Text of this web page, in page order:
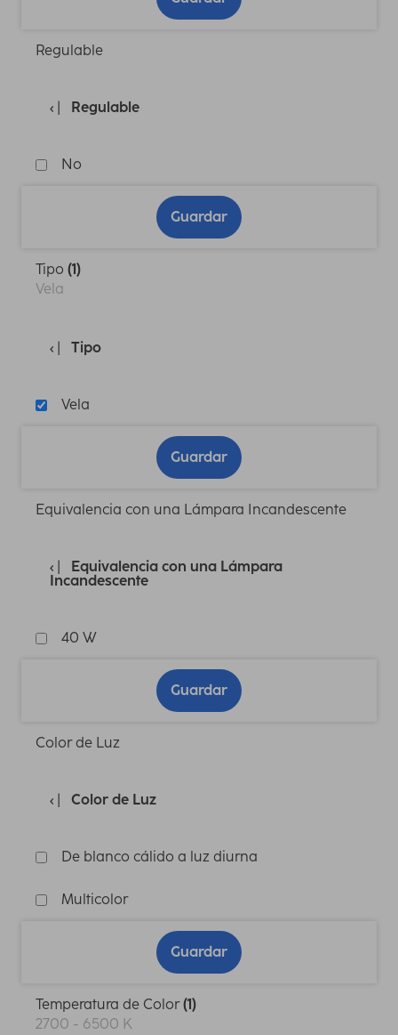
Regulable
Regulable
No
Guardar
Tipo (1)
Vela
Tipo
Vela
Guardar
Equivalencia con una Lámpara Incandescente
Equivalencia con una Lámpara
Incandescente
40 W
Guardar
Color de Luz
Color de Luz
De blanco cálido a luz diurna
Multicolor
Guardar
Temperatura de Color(1)
2700 - 6500 K